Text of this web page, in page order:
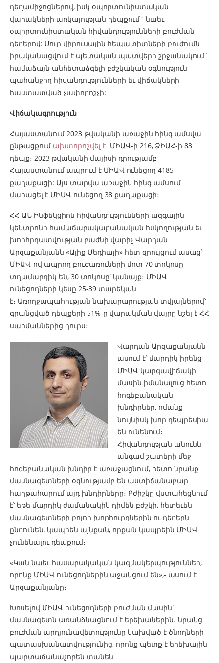
դեղամիջոցներով, իսկ օպորտունիստական
վարակների առկայության դեպքում` նաեւ
օպորտունիստական հիվանդությունների բուժման
դեղերով: Սուր վիրուսային հեպատիտների բուժումն
իրականացվում է պետական պատվերի շրջանակում`
համաձայն անհետաձգելի բժշկական օգնություն
պահանջող հիվանդությունների եւ վիճակների
հաստատված չափորոշչի:
Վիճակագրություն
Հայաստանում 2023 թվականի առաջին հինգ ամսվա
ընթացքում ախտորոշվել է ՄԻԱՎ-ի 216, ՁԻԱՀ-ի 83
դեպք։ 2023 թվականի մայիսի դրությամբ
Հայաստանում ապրում է ՄԻԱՎ ունեցող 4185
քաղաքացի: Այս տարվա առաջին հինգ ամսում
մահացել է ՄԻԱՎ ունեցող 38 քաղաքացի։
ՀՀ ԱՆ Ինֆեկցիոն հիվանդությունների ազգային
կենտրոնի համաճարակաբանական հսկողության եւ
խորհրդատվության բաժնի վարիչ Վարդան
Արզաքանյանն «Ալիք Մեդիայի» հետ զրույցում ասաց՝
ՄԻԱՎ-ով ապրող բուժառուների մոտ 70 տոկոսը
տղամարդիկ են, 30 տոկոսը՝ կանայք։ ՄԻԱՎ
ունեցողների կեսը 25-39 տարեկան
է։ Առողջապահության նախարարության տվյալներով՝
գրանցված դեպքերի 51%-ը վարակման վայրը նշել է ՀՀ
սահմաններից դուրս։
Վարդան Արզաքանյանն
ասում է՝ մարդիկ իրենց
ՄԻԱՎ կարգավիճակի
մասին իմանալուց հետո
հոգեբանական
խնդիրներ, ոմանք
նույնիսկ խոր դեպրեսիա
են ունենում։
Հիվանդության անունն
անգամ շատերի մեջ
հոգեբանական խնդիր է առաջացնում, հետո նրանք
մասնագետների օգնությամբ են աստիճանաբար
հաղթահարում այդ խնդիրները։ Բժիշկը վստահեցնում
է՝ եթե մարդիկ ժամանակին դիմեն բժշկի, հետեւեն
մասնագետների բոլոր խորհուրդներին ու դեղերն
ընդունեն, կապրեն այնքան, որքան կապրեին ՄԻԱՎ
չունենալու դեպքում։
«Կան նաեւ հասարակական կազմակերպություններ,
որոնք ՄԻԱՎ ունեցողներին աջակցում են»,- ասում է
Արզաքանյանը։
Խոսելով ՄԻԱՎ ունեցողների բուժման մասին՝
մասնագետն առանձնացնում է երեխաներին․ նրանց
բուժման արդյունավետությունը կախված է ծնողների
պատասխանատվությունից, որոնք պետք է երեխային
պարտաճանաչորեն տանեն